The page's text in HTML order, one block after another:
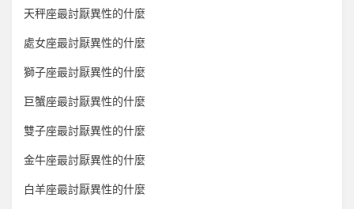
天秤座最討厭異性的什麼
處女座最討厭異性的什麼
獅子座最討厭異性的什麼
巨蟹座最討厭異性的什麼
雙子座最討厭異性的什麼
金牛座最討厭異性的什麼
白羊座最討厭異性的什麼